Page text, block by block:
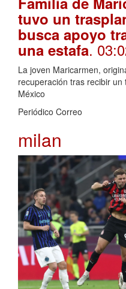
tuvo un
busca apoyo
una estafa.
La joven Maricarmen,
recuperación tras recibir
México
Periódico Correo
milan